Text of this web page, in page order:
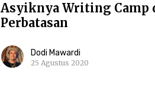
Asyiknya Writing Camp
Perbatasan
Dodi Mawardi
25 Agustus 2020